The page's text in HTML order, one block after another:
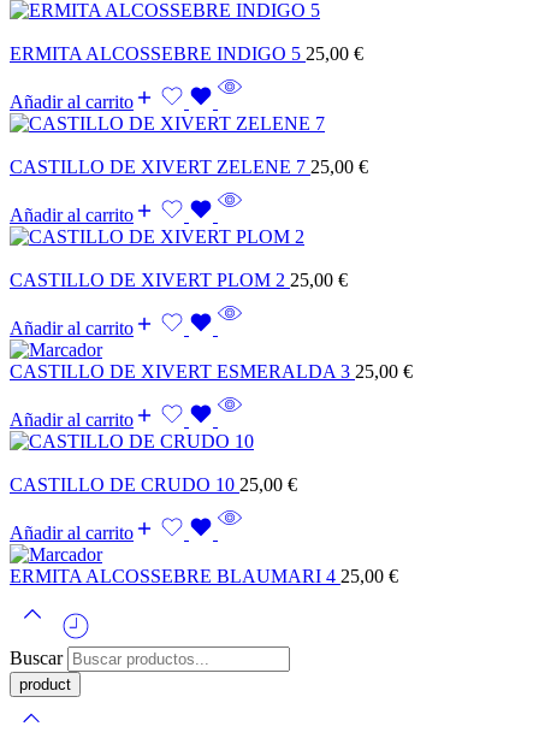
ERMITA ALCOSSEBRE INDIGO 5 25,00 €
Añadir al carrito
CASTILLO DE XIVERT ZELENE 7 25,00 €
Añadir al carrito
CASTILLO DE XIVERT PLOM 2 25,00 €
Añadir al carrito
CASTILLO DE XIVERT ESMERALDA 3 25,00 €
Añadir al carrito
CASTILLO DE CRUDO 10 25,00 €
Añadir al carrito
ERMITA ALCOSSEBRE BLAUMARI 4 25,00 €
Buscar